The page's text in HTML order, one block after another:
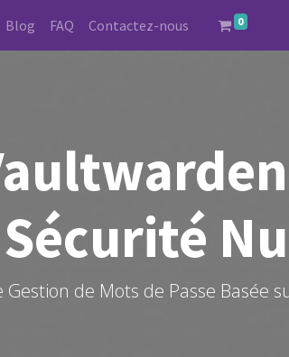
Blog FAQ Contactez-nous 0
de Mots de Passe Basée